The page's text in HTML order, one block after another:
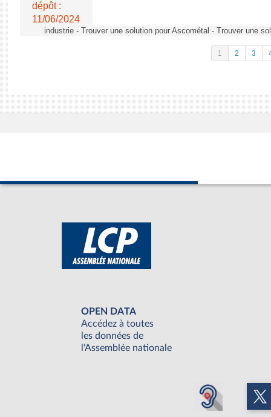
dépôt :
11/06/2024
industrie - Trouver une solution pour Ascométal - Trouver une
1 2 3
OPEN DATA
Accédez à toutes
les données de
l'Assemblée nationale